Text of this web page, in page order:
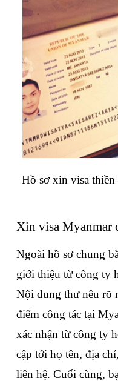
Hồ sơ xin visa thiền
Xin visa Myanmar
Ngoài hồ sơ chung
giới thiệu từ công ty
Nội dung thư nêu rõ
điểm công tác tại
xác nhận từ công ty
cập tới họ tên, địa
liên hệ. Cuối cùng,